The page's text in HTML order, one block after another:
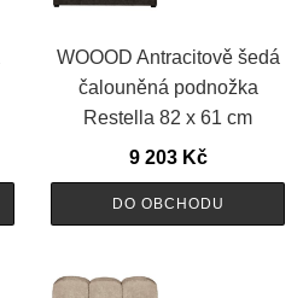
WOOOD Antracitově šedá
čalouněná podnožka
Restella 82 x 61 cm
9 203 Kč
DO OBCHODU